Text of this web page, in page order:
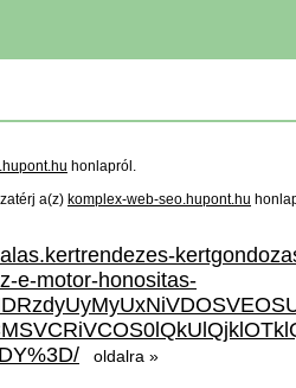
honlapról.
a(z) komplex-web-seo.hupont.hu
e-motor-honositas-
oldalra »